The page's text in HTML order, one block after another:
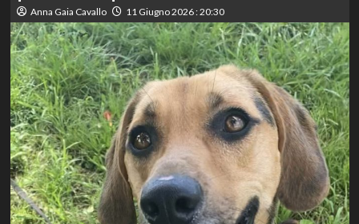
Anna Gaia Cavallo 11 Giugno 2026 : 20:30